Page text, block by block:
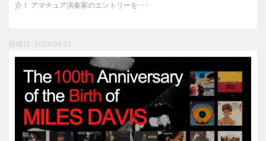
介！ アマチュア演奏家のエントリーを･･･
投稿日 : 2026.04.21